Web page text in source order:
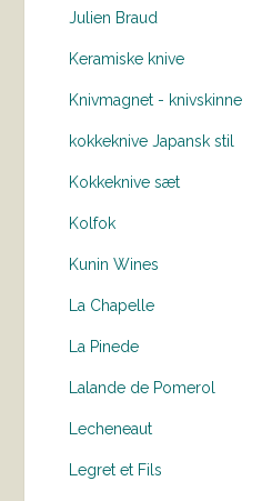
Julien Braud
Keramiske knive
Knivmagnet - knivskinne
kokkeknive Japansk stil
Kokkeknive sæt
Kolfok
Kunin Wines
La Chapelle
La Pinede
Lalande de Pomerol
Lecheneaut
Legret et Fils